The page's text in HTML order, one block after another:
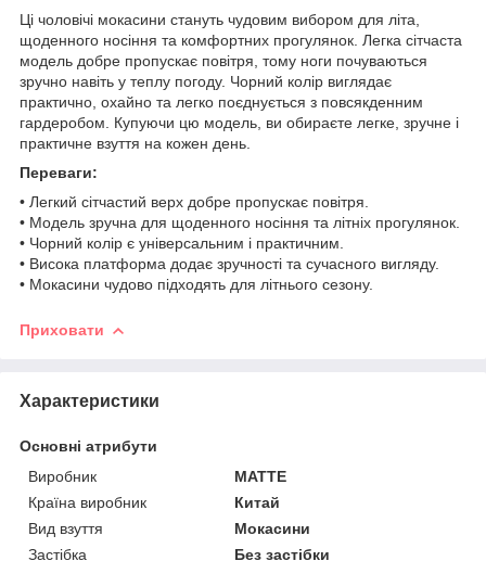
Ці чоловічі мокасини стануть чудовим вибором для літа,
щоденного носіння та комфортних прогулянок. Легка сітчаста
модель добре пропускає повітря, тому ноги почуваються
зручно навіть у теплу погоду. Чорний колір виглядає
практично, охайно та легко поєднується з повсякденним
гардеробом. Купуючи цю модель, ви обираєте легке, зручне і
практичне взуття на кожен день.
Переваги:
• Легкий сітчастий верх добре пропускає повітря.
• Модель зручна для щоденного носіння та літніх прогулянок.
• Чорний колір є універсальним і практичним.
• Висока платформа додає зручності та сучасного вигляду.
• Мокасини чудово підходять для літнього сезону.
Приховати
Характеристики
Основні атрибути
Виробник
MATTE
Країна виробник
Китай
Вид взуття
Мокасини
Застібка
Без застібки